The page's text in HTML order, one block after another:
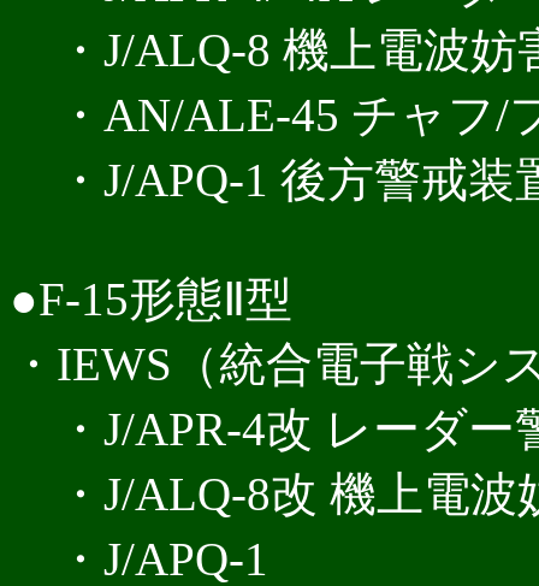
・J/ALQ-8 機上電波妨
・AN/ALE-45 チャフ/
・J/APQ-1 後方警戒装
●F-15形態Ⅱ型
・IEWS（統合電子戦シ
・J/APR-4改 レーダー
・J/ALQ-8改 機上電波
・J/APQ-1